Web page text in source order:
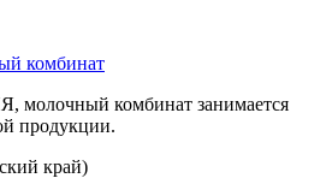
комбинат
комбинат занимается
продукции.
край)